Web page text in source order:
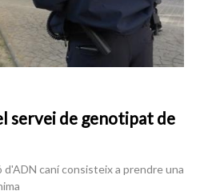
servei de genotipat de
caní consisteix a prendre una